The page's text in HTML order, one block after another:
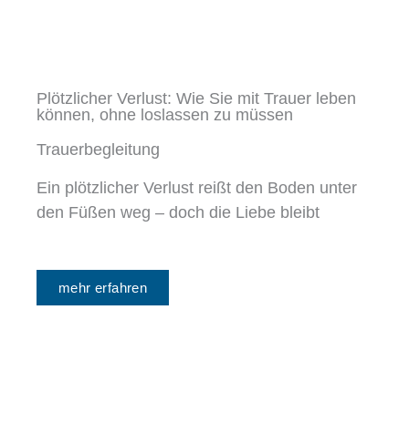
Plötzlicher Verlust: Wie Sie mit Trauer leben
können, ohne loslassen zu müssen
Trauerbegleitung
Ein plötzlicher Verlust reißt den Boden unter
den Füßen weg – doch die Liebe bleibt
mehr erfahren